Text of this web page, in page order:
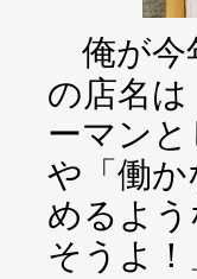
俺が今
の店名
ーマン
や「働
めるよ
そうよ